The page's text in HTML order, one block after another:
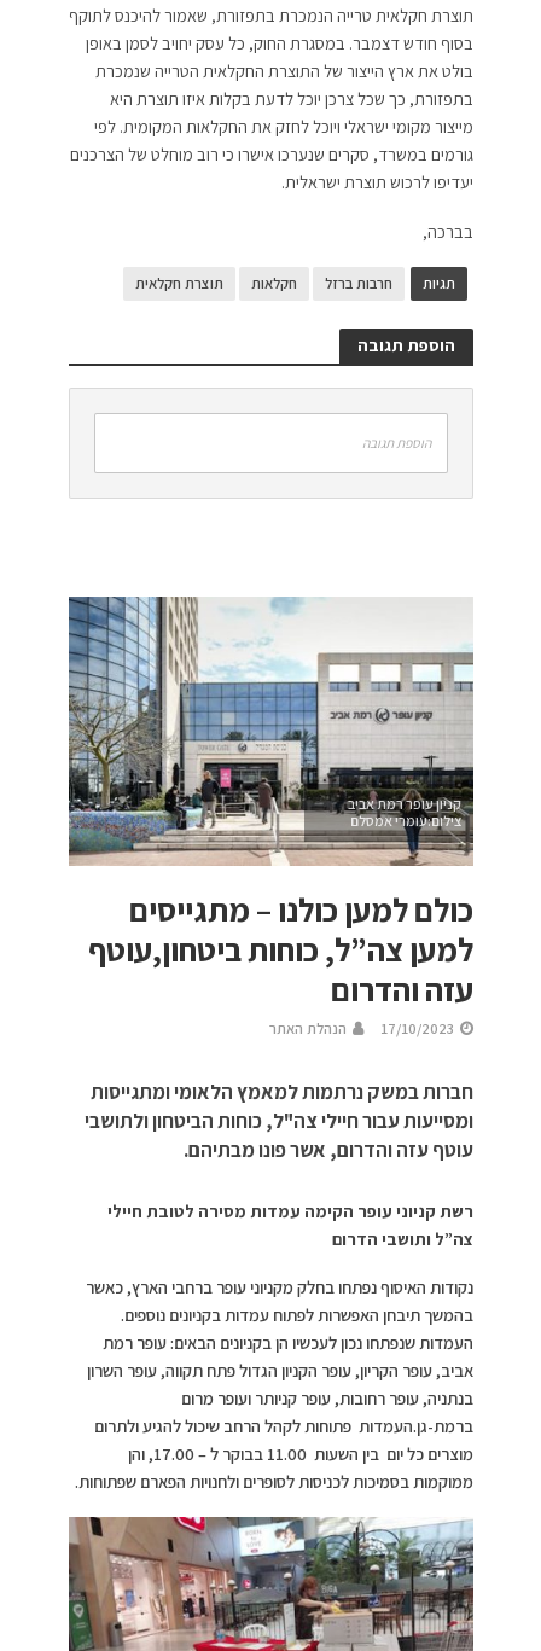
תוצרת חקלאית טרייה הנמכרת בתפזורת, שאמור להיכנס לתוקף
בסוף חודש דצמבר. במסגרת החוק, כל עסק יחויב לסמן באופן
בולט את ארץ הייצור של התוצרת החקלאית הטרייה שנמכרת
בתפזורת, כך שכל צרכן יוכל לדעת בקלות איזו תוצרת היא
מייצור מקומי ישראלי ויוכל לחזק את החקלאות המקומית. לפי
גורמים במשרד, סקרים שנערכו אישרו כי רוב מוחלט של הצרכנים
יעדיפו לרכוש תוצרת ישראלית.
בברכה,
תגיות חרבות ברזל חקלאות תוצרת חקלאית
הוספת תגובה
הוספת תגובה
קניון עופר רמת אביב
צילום:עומרי אמסלם
כולם למען כולנו – מתגייסים
למען צה”ל, כוחות ביטחון,עוטף
עזה והדרום
17/10/2023 הנהלת האתר
חברות במשק נרתמות למאמץ הלאומי ומתגייסות
ומסייעות עבור חיילי צה"ל, כוחות הביטחון ולתושבי
עוטף עזה והדרום, אשר פונו מבתיהם.
רשת קניוני עופר הקימה עמדות מסירה לטובת חיילי
צה”ל ותושבי הדרום
נקודות האיסוף נפתחו בחלק מקניוני עופר ברחבי הארץ, כאשר
בהמשך תיבחן האפשרות לפתוח עמדות בקניונים נוספים.
העמדות שנפתחו נכון לעכשיו הן בקניונים הבאים: עופר רמת
אביב, עופר הקריון, עופר הקניון הגדול פתח תקווה, עופר השרון
בנתניה, עופר רחובות, עופר קניותר ועופר מרום
ברמת-גן.העמדות פתוחות לקהל הרחב שיכול להגיע ולתרום
מוצרים כל יום בין השעות 11.00 בבוקר ל – 17.00, והן
ממוקמות בסמיכות לכניסות לסופרים ולחנויות הפארם שפתוחות.